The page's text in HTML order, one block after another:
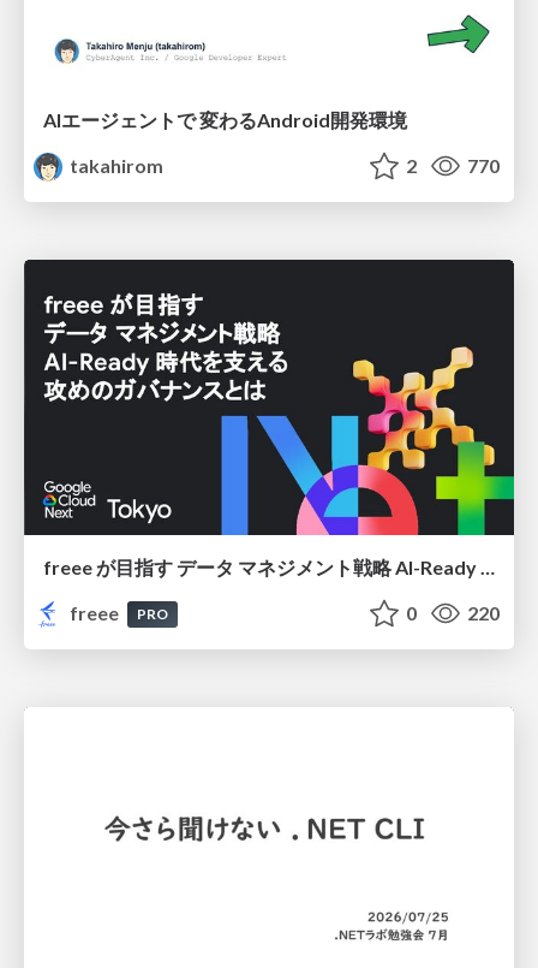
AIエージェントで 変わるAndroid開発環境
takahirom
2 770
freee が目指す データ マネジメント戦略 AI-Ready 時代を支える 攻めのガバナンスとは
freee
PRO 0 220